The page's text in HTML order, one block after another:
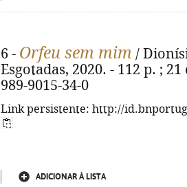
6 - Orfeu sem mim /
Esgotadas, 2020. - 112 p. ;
989-9015-34-0
Link persistente: http://
ADICIONAR À LISTA